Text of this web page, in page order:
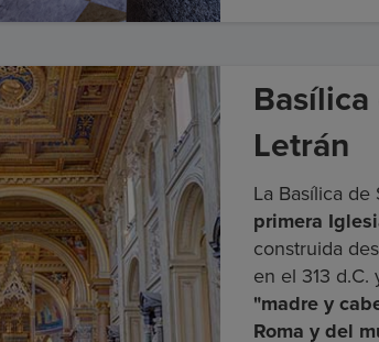
Basílica
Letrán
La Basílica
primera
construida
en el 313
"madre y
Roma y del